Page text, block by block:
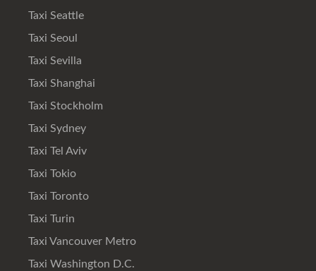
Taxi Seattle
Taxi Seoul
Taxi Sevilla
Taxi Shanghai
Taxi Stockholm
Taxi Sydney
Taxi Tel Aviv
Taxi Tokio
Taxi Toronto
Taxi Turin
Taxi Vancouver Metro
Taxi Washington D.C.